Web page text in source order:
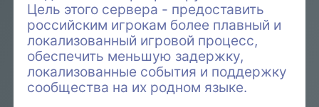
Цель этого сервера - предоставить
российским игрокам более плавный и
локализованный игровой процесс,
обеспечить меньшую задержку,
локализованные события и поддержку
сообщества на их родном языке.